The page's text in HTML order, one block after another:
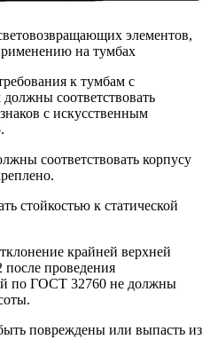
элементов,
на тумбах
к тумбам с
соответствовать
с искусственным
соответствовать корпусу
стойкостью к статической
крайней верхней
проведения
по ГОСТ 32760 не должны
повреждены или выпасть из